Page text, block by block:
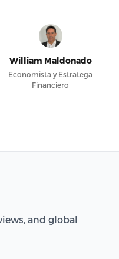
William Maldonado
Economista y Estratega
Financiero
and global